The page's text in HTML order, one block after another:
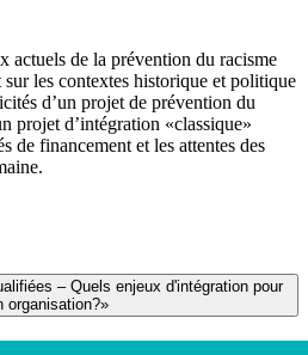
actuels de la prévention du racisme
sur les contextes historique et politique
d’un projet de prévention du
projet d’intégration «classique»
de financement et les attentes des
– Quels enjeux d'intégration pour
organisation?»